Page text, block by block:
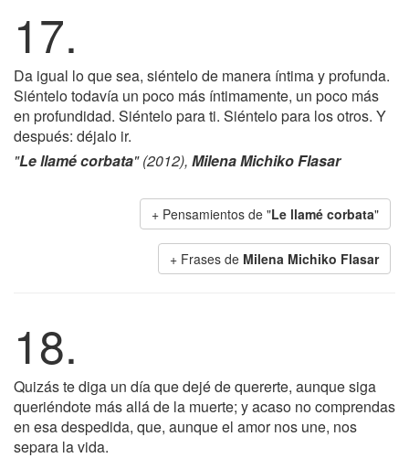
17.
Da igual lo que sea, siéntelo de manera íntima y profunda.
Siéntelo todavía un poco más íntimamente, un poco más
en profundidad. Siéntelo para ti. Siéntelo para los otros. Y
después: déjalo ir.
"Le llamé corbata" (2012), Milena Michiko Flasar
+ Pensamientos de "Le llamé corbata"
+ Frases de Milena Michiko Flasar
18.
Quizás te diga un día que dejé de quererte, aunque siga
queriéndote más allá de la muerte; y acaso no comprendas
en esa despedida, que, aunque el amor nos une, nos
separa la vida.